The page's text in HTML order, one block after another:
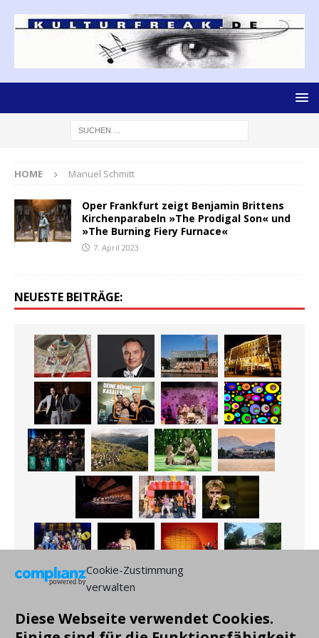
Cookie-Zustimmung
verwalten
Diese Webseite verwendet Cookies.
HOME Manuel Schmitt
Oper Frankfurt zeigt Benjamin Brittens
Kirchenparabeln »The Prodigal Son« und
»The Burning Fiery Furnace«
7. April 2023
NEUESTE BEITRÄGE: